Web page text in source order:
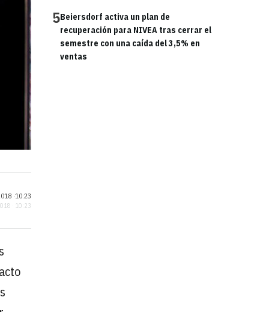
5Beiersdorf activa un plan de
recuperación para NIVEA tras cerrar el
semestre con una caída del 3,5% en
ventas
·10:23
· 10:23